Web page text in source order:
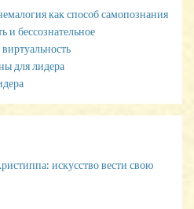
как способ самопознания
и бессознательное
для лидера
искусство вести свою